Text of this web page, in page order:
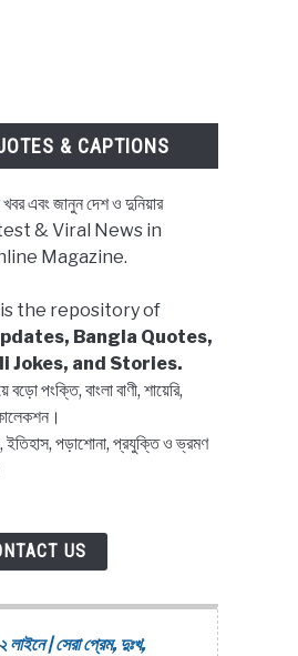
& CAPTIONS
এবং জানুন দেশ ও দুনিয়ার
& Viral News in
Magazine.
the repository of
Bangla Quotes,
Jokes, and Stories.
পংক্তি, বাংলা বাণী, শায়েরি,
ইতিহাস, পড়াশোনা, প্রযুক্তি ও ভ্রমণ
US
২ লাইনে | সেরা প্রেম, দুঃখ,